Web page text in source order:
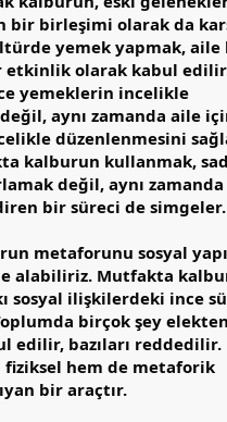
bir birleşimi olarak da
yemek yapmak, aile
etkinlik olarak kabul
yemeklerin incelikle
değil, aynı zamanda aile
düzenlenmesini
kalburun kullanmak,
değil, aynı
bir süreci de simgeler.
metaforunu sosyal
alabiliriz. Mutfakta
sosyal ilişkilerdeki ince
birçok şey
edilir, bazıları
fiziksel hem de metaforik
bir araçtır.